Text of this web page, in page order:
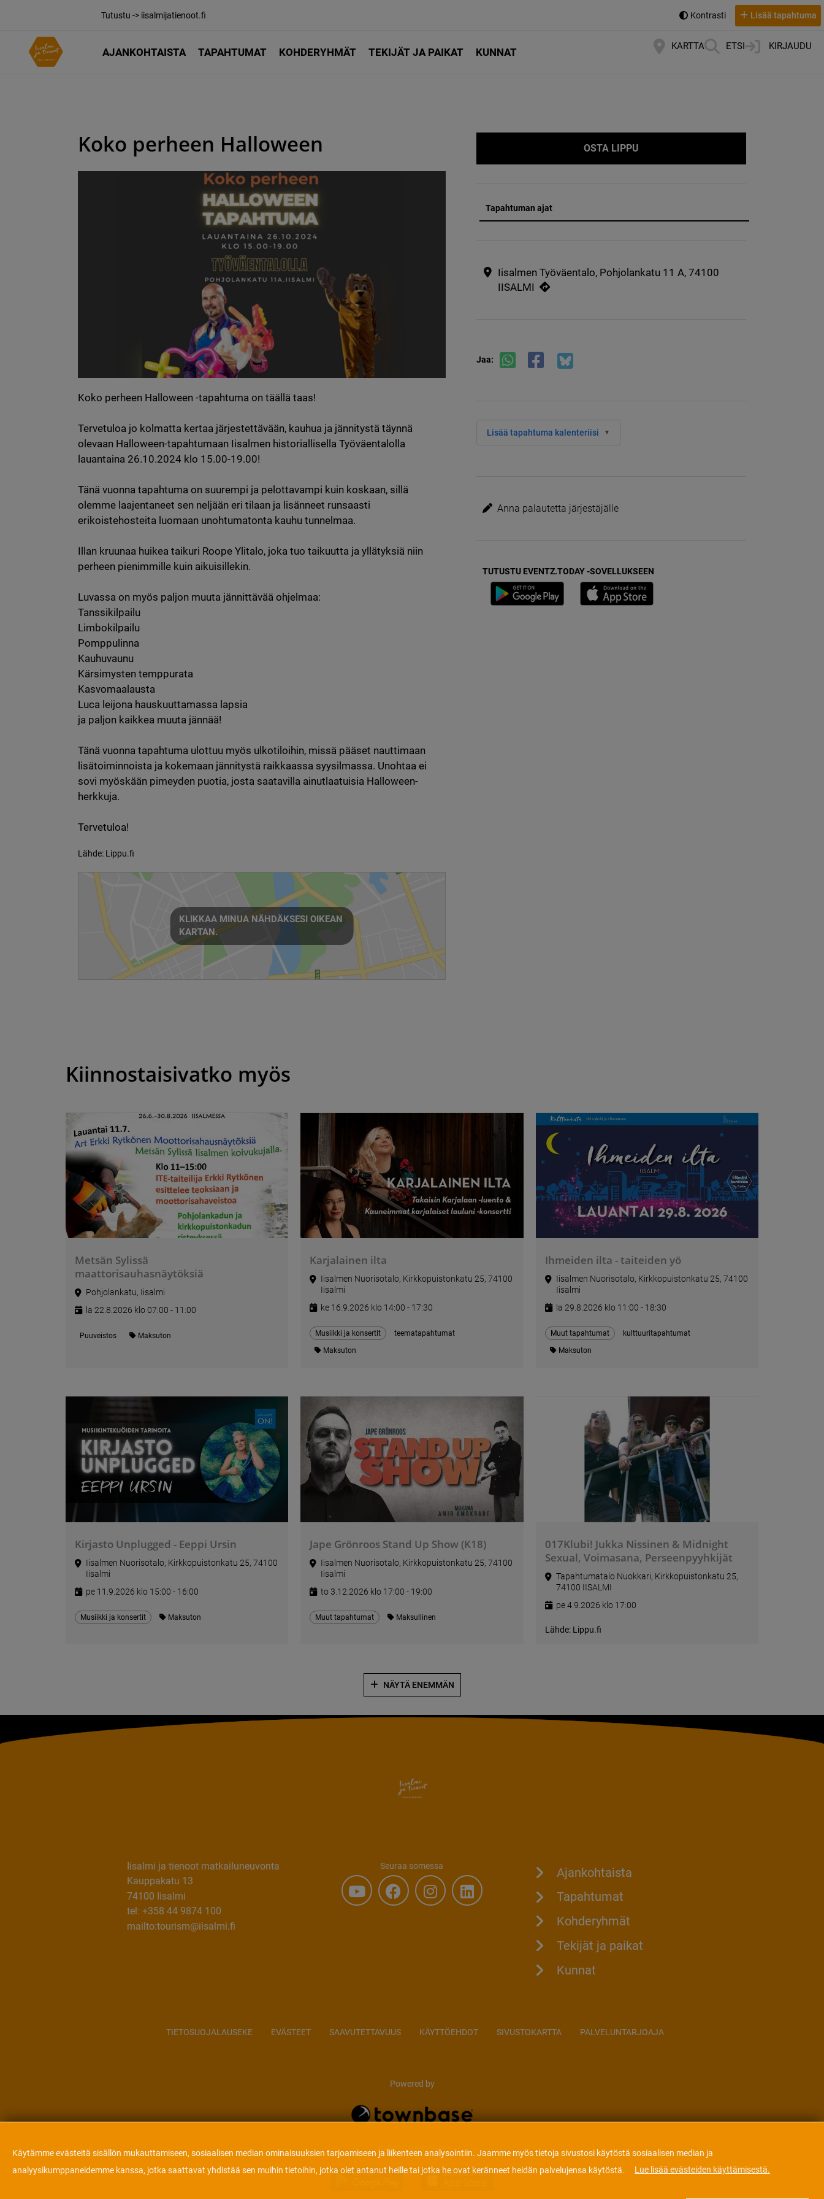
Tutustu -> iisalmijatienoot.fi Kontrasti Lisää tapahtuma
AJANKOHTAISTA TAPAHTUMAT KOHDERYHMÄT TEKIJÄT JA PAIKAT KUNNAT KARTTA ETSI KIRJAUDU
Koko perheen Halloween
Koko perheen Halloween -tapahtuma on täällä taas!
Tervetuloa jo kolmatta kertaa järjestettävään, kauhua ja jännitystä täynnä
olevaan Halloween-tapahtumaan Iisalmen historiallisella Työväentalolla
lauantaina 26.10.2024 klo 15.00-19.00!
Tänä vuonna tapahtuma on suurempi ja pelottavampi kuin koskaan, sillä
olemme laajentaneet sen neljään eri tilaan ja lisänneet runsaasti
erikoistehosteita luomaan unohtumatonta kauhu tunnelmaa.
Illan kruunaa huikea taikuri Roope Ylitalo, joka tuo taikuutta ja yllätyksiä niin
perheen pienimmille kuin aikuisillekin.
Luvassa on myös paljon muuta jännittävää ohjelmaa:
Tanssikilpailu
Limbokilpailu
Pomppulinna
Kauhuvaunu
Kärsimysten temppurata
Kasvomaalausta
Luca leijona hauskuuttamassa lapsia
ja paljon kaikkea muuta jännää!
Tänä vuonna tapahtuma ulottuu myös ulkotiloihin, missä pääset nauttimaan
lisätoiminnoista ja kokemaan jännitystä raikkaassa syysilmassa. Unohtaa ei
sovi myöskään pimeyden puotia, josta saatavilla ainutlaatuisia Halloween-
herkkuja.
Tervetuloa!
Lähde: Lippu.fi
KLIKKAA MINUA NÄHDÄKSESI OIKEAN
KARTAN.
OSTA LIPPU
Tapahtuman ajat
Iisalmen Työväentalo, Pohjolankatu 11 A, 74100
IISALMI
Jaa:
Lisää tapahtuma kalenteriisi
Anna palautetta järjestäjälle
TUTUSTU EVENTZ.TODAY -SOVELLUKSEEN
Kiinnostaisivatko myös
Metsän Sylissä
maattorisauhasnäytöksiä
Pohjolankatu, Iisalmi
la 22.8.2026 klo 07:00 - 11:00
Puuveistos Maksuton
Karjalainen ilta
Iisalmen Nuorisotalo, Kirkkopuistonkatu 25, 74100
Iisalmi
ke 16.9.2026 klo 14:00 - 17:30
Musiikki ja konsertit
teematapahtumat
Maksuton
Ihmeiden ilta - taiteiden yö
Iisalmen Nuorisotalo, Kirkkopuistonkatu 25, 74100
Iisalmi
la 29.8.2026 klo 11:00 - 18:30
Muut tapahtumat
kulttuuritapahtumat
Maksuton
Kirjasto Unplugged - Eeppi Ursin
Iisalmen Nuorisotalo, Kirkkopuistonkatu 25, 74100
Iisalmi
pe 11.9.2026 klo 15:00 - 16:00
Musiikki ja konsertit Maksuton
Jape Grönroos Stand Up Show (K18)
Iisalmen Nuorisotalo, Kirkkopuistonkatu 25, 74100
Iisalmi
to 3.12.2026 klo 17:00 - 19:00
Muut tapahtumat Maksullinen
017Klubi! Jukka Nissinen & Midnight
Sexual, Voimasana, Perseenpyyhkijät
Tapahtumatalo Nuokkari, Kirkkopuistonkatu 25,
74100 IISALMI
pe 4.9.2026 klo 17:00
Lähde: Lippu.fi
NÄYTÄ ENEMMÄN
Iisalmi ja tienoot matkailuneuvonta
Kauppakatu 13
74100 Iisalmi
tel: +358 44 9874 100
mailto:tourism@iisalmi.fi
Seuraa somessa
Ajankohtaista
Tapahtumat
Kohderyhmät
Tekijät ja paikat
Kunnat
TIETOSUOJALAUSEKE EVÄSTEET SAAVUTETTAVUUS KÄYTTÖEHDOT SIVUSTOKARTTA PALVELUNTARJOAJA
Powered by
© 2026 townbase
Käytämme evästeitä sisällön mukauttamiseen, sosiaalisen median ominaisuuksien tarjoamiseen ja liikenteen analysointiin. Jaamme myös tietoja sivustosi käytöstä sosiaalisen median ja
analyysikumppaneidemme kanssa, jotka saattavat yhdistää sen muihin tietoihin, jotka olet antanut heille tai jotka he ovat keränneet heidän palvelujensa käytöstä.
Lue lisää evästeiden käyttämisestä.